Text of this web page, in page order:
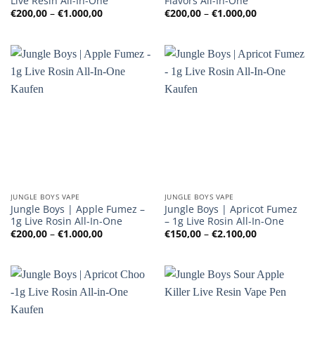
€200,00 – €1.000,00Preisspanne:
€200,00 – €1.000,00
JUNGLE BOYS VAPE
Jungle Boys | Apple Fumez –
1g Live Rosin All-In-One
€200,00 – €1.000,00Preisspanne:
€200,00
JUNGLE BOYS VAPE
Jungle Boys | Apricot Fumez
– 1g Live Rosin All-In-One
€150,00 – €2.100,00
€150,00